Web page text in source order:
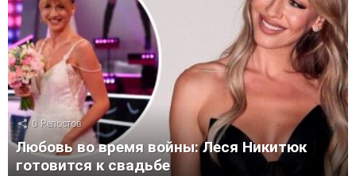
0 Репостов
Любовь во время войны: Леся Никитюк
готовится к свадьбе